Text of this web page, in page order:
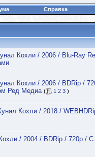
Справка
Кохли / 2006 / Blu-Ray
Кохли / 2006 / BDRip /
Ред Медиа ( 1 2 3 )
Кохли / 2018 /
/ 2004 / BDRip / 720p / С